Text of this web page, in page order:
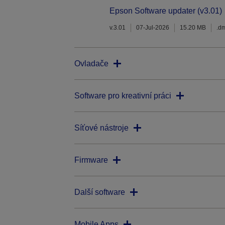
Epson Software updater (v3.01)
v.3.01 07-Jul-2026 15.20 MB
Ovladače
Software pro kreativní práci
Síťové nástroje
Firmware
Další software